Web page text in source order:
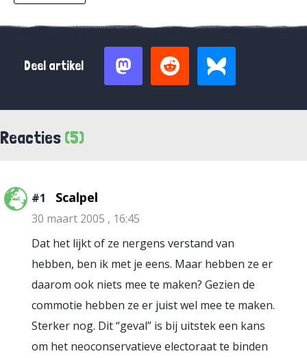
Deel artikel
Reacties (5)
#1 Scalpel
30 maart 2005 , 16:45
Dat het lijkt of ze nergens verstand van
hebben, ben ik met je eens. Maar hebben ze er
daarom ook niets mee te maken? Gezien de
commotie hebben ze er juist wel mee te maken.
Sterker nog. Dit “geval” is bij uitstek een kans
om het neoconservatieve electoraat te binden